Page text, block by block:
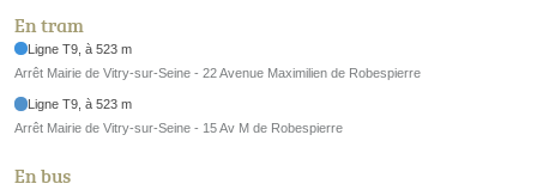
En tram
Ligne T9, à 523 m
Arrêt Mairie de Vitry-sur-Seine - 22 Avenue Maximilien de Robespierre
Ligne T9, à 523 m
Arrêt Mairie de Vitry-sur-Seine - 15 Av M de Robespierre
En bus